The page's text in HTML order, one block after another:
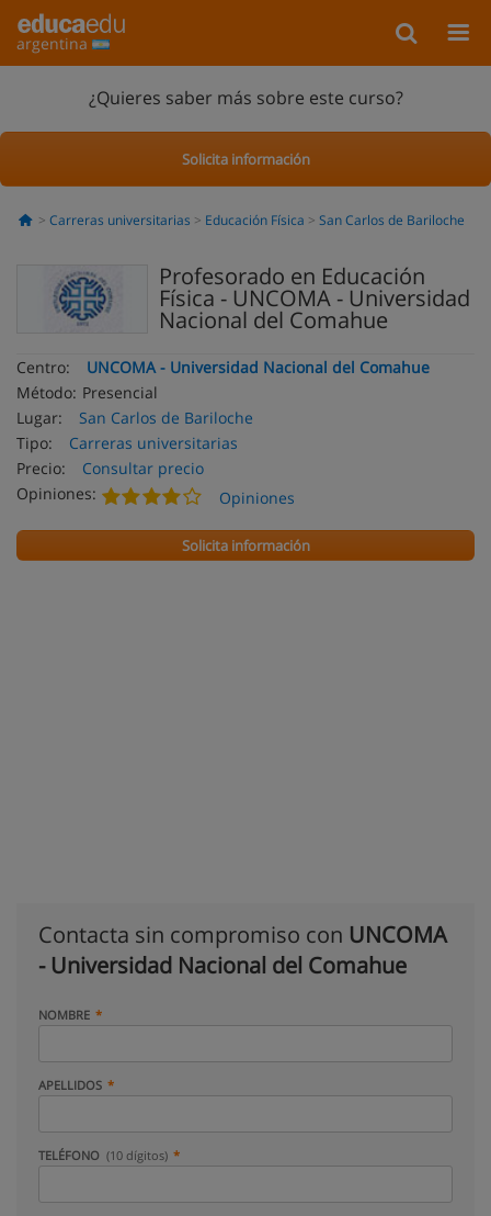
argentina
¿Quieres saber más sobre este curso?
Solicita información
Carreras universitarias Educación Física San Carlos de Bariloche
Profesorado en Educación
Física - UNCOMA - Universidad
Nacional del Comahue
Centro:
UNCOMA - Universidad Nacional del Comahue
Método: Presencial
Lugar:
San Carlos de Bariloche
Tipo:
Carreras universitarias
Precio:
Consultar precio
Opiniones:
Opiniones
Solicita información
Contacta sin compromiso con UNCOMA
- Universidad Nacional del Comahue
NOMBRE
APELLIDOS
TELÉFONO (10 dígitos)